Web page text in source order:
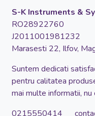
S-K Instruments &
RO28922760
J2011001981232
Marasesti 22, Ilfov,
Suntem dedicati
pentru calitatea
mai multe informatii,
0215550414